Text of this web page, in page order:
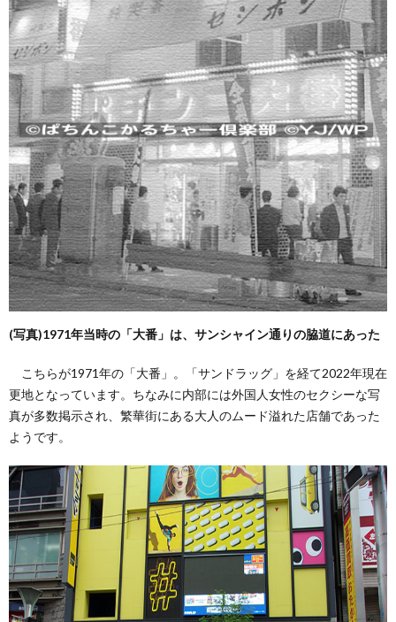
(写真)1971年当時の「大番」は、サンシャイン通りの脇道にあった
こちらが1971年の「大番」。「サンドラッグ」を経て2022年現在
更地となっています。ちなみに内部には外国人女性のセクシーな写
真が多数掲示され、繁華街にある大人のムード溢れた店舗であった
ようです。